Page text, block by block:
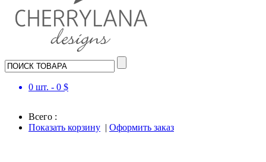
0 шт. - 0 $
Всего :
Показать корзину | Оформить заказ